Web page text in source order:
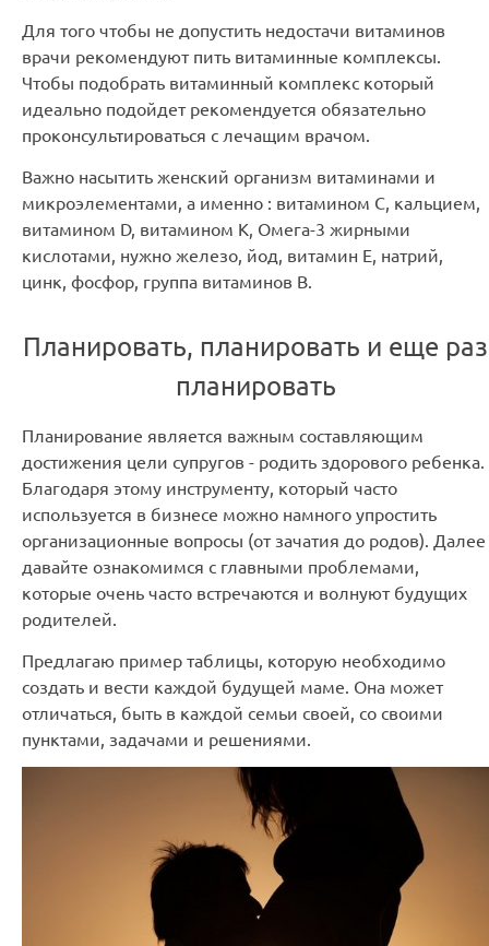
Для того чтобы не допустить недостачи витаминов
врачи рекомендуют пить витаминные комплексы.
Чтобы подобрать витаминный комплекс который
идеально подойдет рекомендуется обязательно
проконсультироваться с лечащим врачом.
Важно насытить женский организм витаминами и
микроэлементами, а именно : витамином С, кальцием,
витамином D, витамином К, Омега-3 жирными
кислотами, нужно железо, йод, витамин Е, натрий,
цинк, фосфор, группа витаминов В.
Планировать, планировать и еще раз
планировать
Планирование является важным составляющим
достижения цели супругов - родить здорового ребенка.
Благодаря этому инструменту, который часто
используется в бизнесе можно намного упростить
организационные вопросы (от зачатия до родов). Далее
давайте ознакомимся с главными проблемами,
которые очень часто встречаются и волнуют будущих
родителей.
Предлагаю пример таблицы, которую необходимо
создать и вести каждой будущей маме. Она может
отличаться, быть в каждой семьи своей, со своими
пунктами, задачами и решениями.